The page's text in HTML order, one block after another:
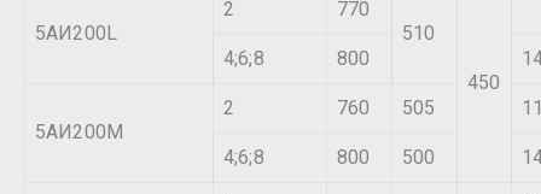
5АИ200L
2
770
510
450
4;6;8 800
5АИ200М
2 760 505
4;6;8 800 500